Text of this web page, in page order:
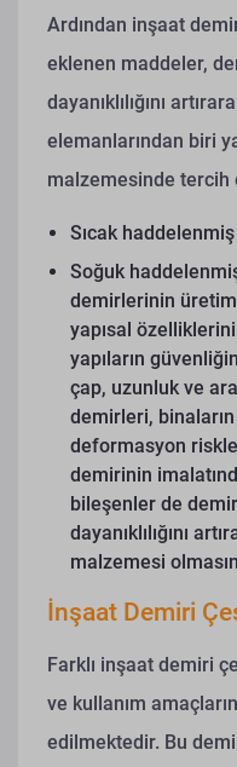
Ardından inşaat
eklenen maddeler,
dayanıklılığını
elemanlarından biri
malzemesinde tercih
Sıcak
Soğuk
demirlerinin
yapısal
yapıların
çap, uzunluk ve
demirleri, binaların
deformasyon
demirinin
bileşenler de
dayanıklılığını
malzemesi
İnşaat Demiri
Farklı inşaat demiri
ve kullanım
edilmektedir. Bu